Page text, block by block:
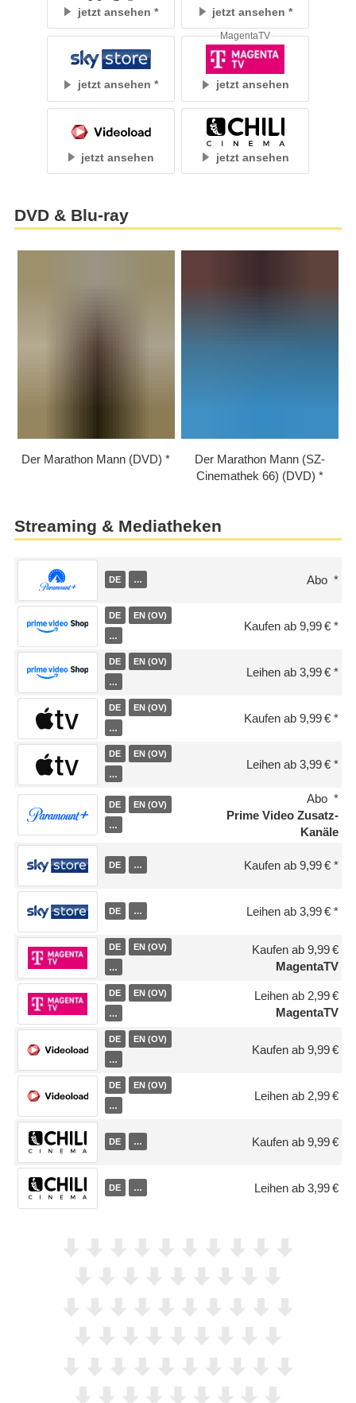
jetzt ansehen jetzt ansehen
jetzt ansehen jetzt ansehen
MagentaTV
jetzt ansehen jetzt ansehen
DVD & Blu-ray
Der Marathon Mann (DVD)
Der Marathon Mann (SZ-
Cinemathek 66) (DVD)
Streaming & Mediatheken
DE … Abo
DE EN (OV)
…
Kaufen ab 9,99 €
DE EN (OV)
…
Leihen ab 3,99 €
DE EN (OV)
…
Kaufen ab 9,99 €
DE EN (OV)
…
Leihen ab 3,99 €
DE EN (OV)
…
Abo
Prime Video Zusatz-
Kanäle
DE … Kaufen ab 9,99 €
DE … Leihen ab 3,99 €
DE EN (OV)
…
Kaufen ab 9,99 €
MagentaTV
DE EN (OV)
…
Leihen ab 2,99 €
MagentaTV
DE EN (OV)
…
Kaufen ab 9,99 €
DE EN (OV)
…
Leihen ab 2,99 €
DE … Kaufen ab 9,99 €
DE … Leihen ab 3,99 €